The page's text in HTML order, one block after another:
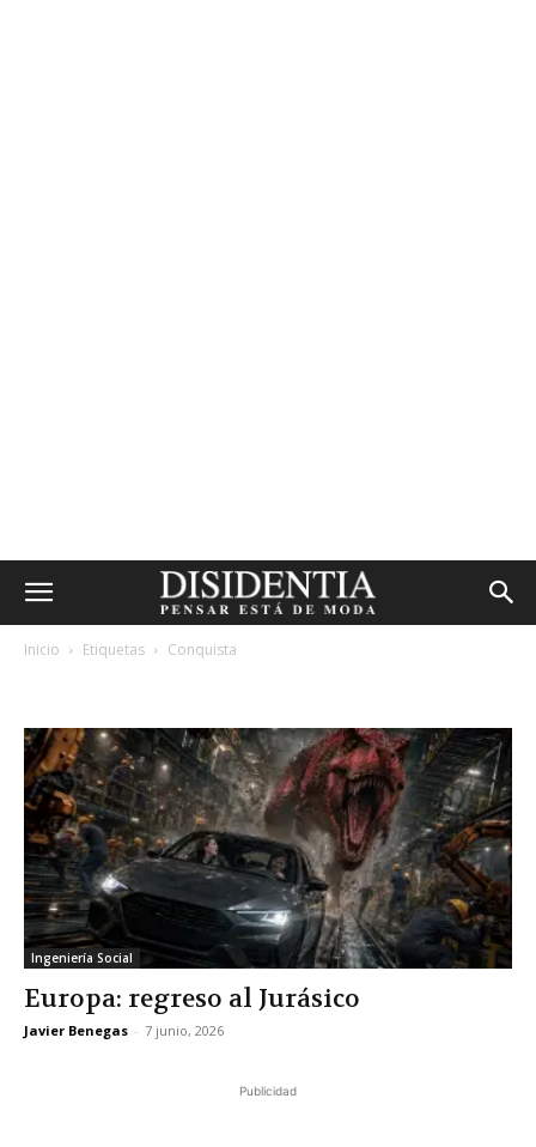
Inicio Etiquetas Conquista
Ingeniería Social
Europa: regreso al Jurásico
Javier Benegas - 7 junio, 2026
Publicidad